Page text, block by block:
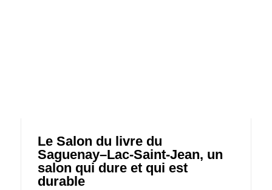
Le Salon du livre du
Saguenay–Lac-Saint-Jean, un
salon qui dure et qui est
durable